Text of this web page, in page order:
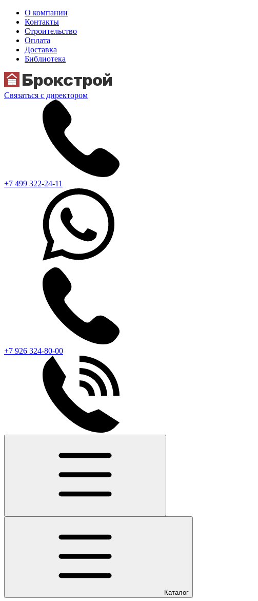
О компании
Контакты
Строительство
Оплата
Доставка
Библиотека
Связаться с директором
+7 499 322-24-11
+7 926 324-80-00
Каталог